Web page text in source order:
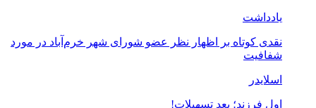
یادداشت
نقدی کوتاه بر اظهار نظر عضو شورای شهر خرم‌آباد در مورد
شفافیت
اسلایدر
اول فرزند؛ بعد تسهیلات!